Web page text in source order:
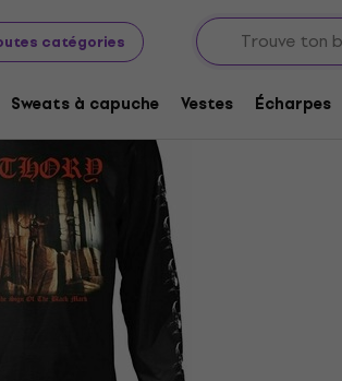
catégories
Sweats à capuche Vestes Écharpes